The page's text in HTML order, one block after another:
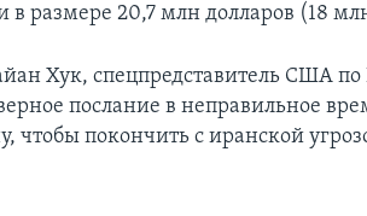
размере 20,7 млн долларов (18
Хук, спецпредставитель США по
послание в неправильное
чтобы покончить с иранской